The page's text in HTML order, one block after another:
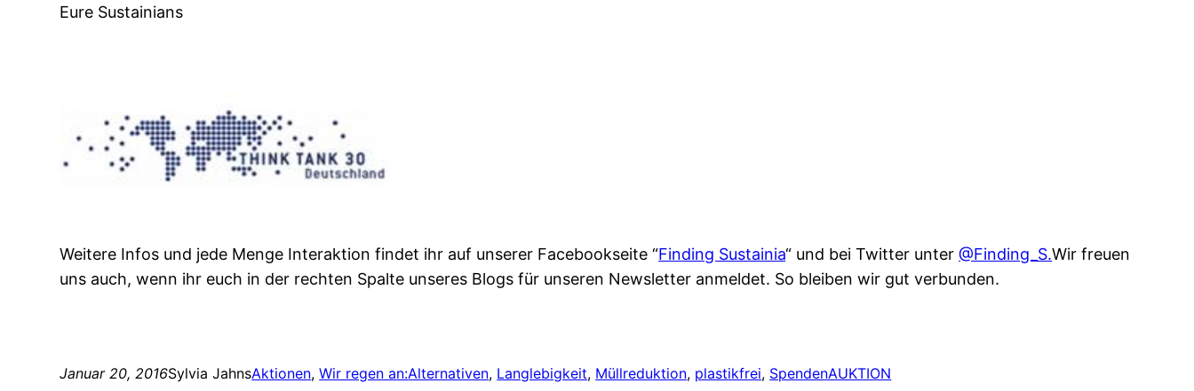
Eure Sustainians
Weitere Infos und jede Menge Interaktion findet ihr auf unserer Facebookseite “Finding Sustainia“ und bei Twitter unter@Finding_S.Wir freuen
uns auch, wenn ihr euch in der rechten Spalte unseres Blogs für unseren Newsletter anmeldet. So bleiben wir gut verbunden.
Januar 20, 2016Sylvia JahnsAktionen, Wir regen an:Alternativen, Langlebigkeit, Müllreduktion, plastikfrei, SpendenAUKTION